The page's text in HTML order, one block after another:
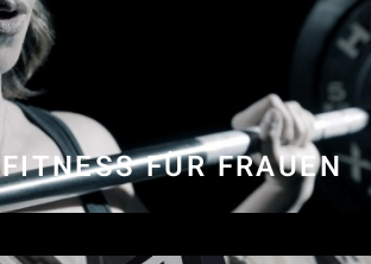
FITNESS FÜR FRAUEN